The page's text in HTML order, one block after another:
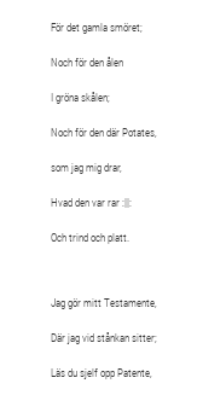
För det gamla smöret;
Noch för den ålen
I gröna skålen;
Noch för den där Potates,
som jag mig drar,
Hvad den var rar :||:
Och trind och platt.
Jag gör mitt Testamente,
Där jag vid stånkan sitter;
Läs du sjelf opp Patente,